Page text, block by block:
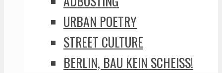
URBAN POETRY
STREET CULTURE
BERLIN, BAU KEIN SCHEISS!